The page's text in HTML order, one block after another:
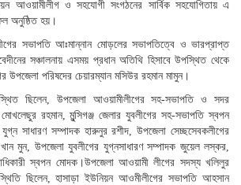
আওয়ামীলীগ ও সহযোগী সংগঠনের সার্বিক সহযোগিতায় এ
অনুষ্ঠিত হয়।
সভাপতি আঃমান্নান মোড়লের সভাপতিত্বে ও ভারপ্রাপ্ত
সঞ্চালনায় এসময় প্রধান অতিথি হিসাবে উপস্থিত থেকে
পরিষদের চেয়ারম্যান মসিউর রহমান মামুন।
ছিলেন, উপজেলা আওয়ামীলীগের সহ-সভাপতি ও সদর
মোখলেছুর রহমান, মুন্সিগঞ্জ জেলার যুবলীগের সহ-সভাপতি স্বপন
সাধারণ সম্পাদক হারুনুর রশীদ, উপজেলা সেচ্ছসেবকলীগের
মুন, উপজেলা যুবলীগের যুগ্নসাধারণ সম্পাদক জুয়েল লস্কর,
স্বপন মোদক।উপজেলা আওয়ামী লীগের সদস্য খলিলুর
ছিলেন, হাসাড়া ইউনিয়ন আওমীলীগের সভাপতি আহসান